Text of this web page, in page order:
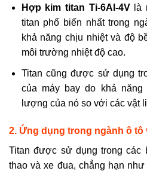
Hợp kim titan Ti-6Al-4Vlà
titan phổ biến nhất trong
khả năng chịu nhiệt và độ
môi trường nhiệt độ cao.
Titan cũng được sử dụng
của máy bay do khả
lượng của nó so với các vật
2. Ứng dụng trong ngành ô tô
Titan được sử dụng trong các
thao và xe đua, chẳng hạn